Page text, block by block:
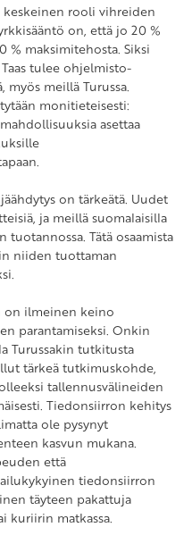
rooli vihreiden
on, että jo 20 %
maksimitehosta. Siksi
tulee ohjelmisto-
meillä Turussa.
monitieteisesti:
asettaa
on tärkeätä. Uudet
ja meillä suomalaisilla
Tätä osaamista
niiden tuottaman
on ilmeinen keino
parantamiseksi. Onkin
Turussakin tutkitusta
tärkeä tutkimuskohde,
tallennusvälineiden
Tiedonsiirron kehitys
ole pysynyt
kasvun mukana.
että
tiedonsiirron
täyteen pakattuja
kuriirin matkassa.